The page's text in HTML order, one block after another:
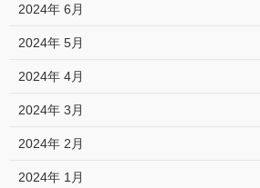
2024年 6月
2024年 5月
2024年 4月
2024年 3月
2024年 2月
2024年 1月